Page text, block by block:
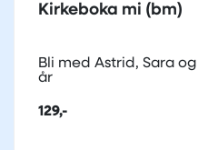
Kirkeboka mi (bm)
Bli med Astrid, Sara
år
129,-